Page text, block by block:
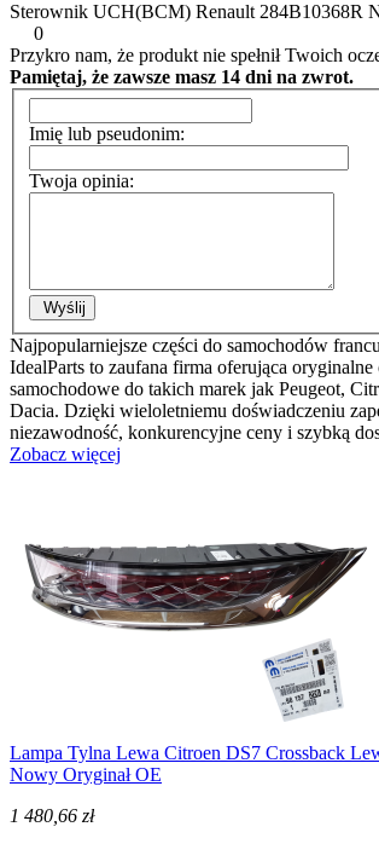
Sterownik UCH(BCM) Renault 284B10368R
0
Przykro nam, że produkt nie spełnił Twoich
Pamiętaj, że zawsze masz 14 dni na zwrot.
Imię lub pseudonim:
Twoja opinia:
Wyślij
Najpopularniejsze części do samochodów
IdealParts to zaufana firma oferująca oryginalne
samochodowe do takich marek jak Peugeot,
Dacia. Dzięki wieloletniemu doświadczeniu
niezawodność, konkurencyjne ceny i szybką
Zobacz więcej
Lampa Tylna Lewa Citroen DS7 Crossback
Nowy Oryginał OE
1 480,66 zł